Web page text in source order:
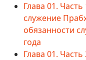
Глава 01.
служение
обязанности
года
Глава 01.